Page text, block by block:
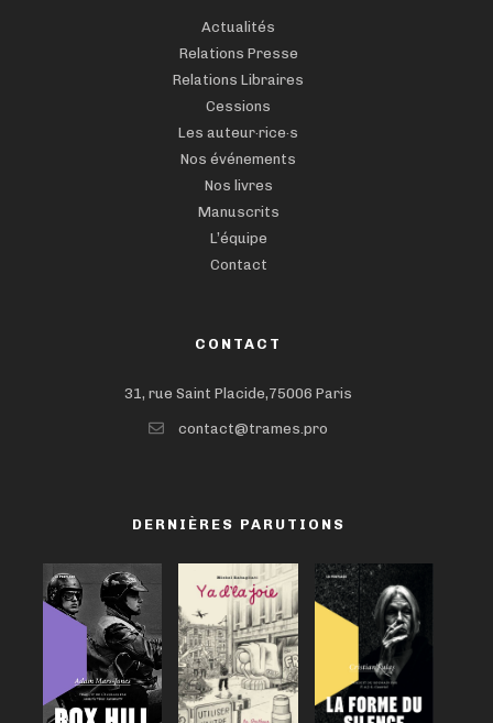
Actualités
Relations Presse
Relations Libraires
Cessions
Les auteur·rice·s
Nos événements
Nos livres
Manuscrits
L’équipe
Contact
CONTACT
31, rue Saint Placide,75006 Paris
contact@trames.pro
DERNIÈRES PARUTIONS